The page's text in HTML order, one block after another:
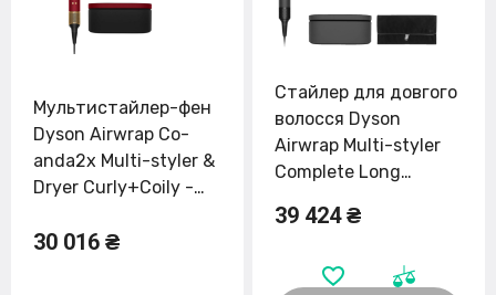
Мультистайлер-фен
Dyson Airwrap Co-
anda2x Multi-styler &
Dryer Curly+Coily -
(176957-01) EU
30 016 ₴
Стайлер для довгого
волосся Dyson
Airwrap Multi-styler
Complete Long
Blue/Rose (426132-
39 424 ₴